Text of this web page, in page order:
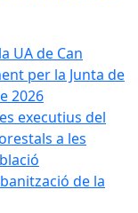
UA de Can
per la Junta de
2026
executius del
a les
de la